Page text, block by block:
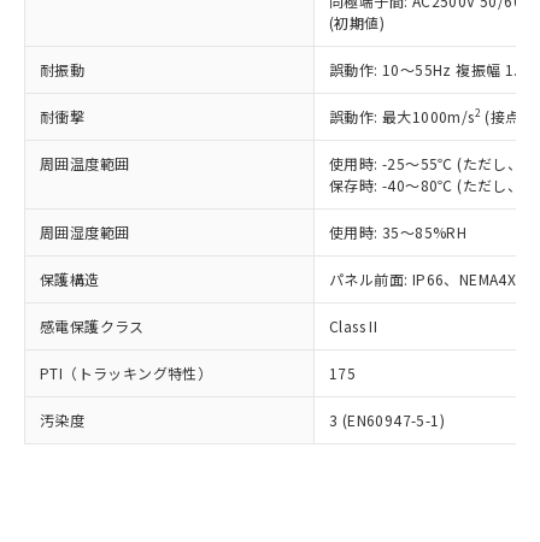
(初期値)
耐振動 誤動作: 10～55Hz 複振幅
耐衝撃 誤動作: 最大1000m/s2 (接点
周囲温度範囲
使用時: -25～55℃ (ただし、氷
保存時: -40～80℃ (ただし、氷
周囲湿度範囲 使用時: 35～85%RH
保護構造 パネル前面: IP66、NEMA4X,
感電保護クラス Class II
PTI（トラッキング特性） 175
汚染度 3 (EN60947-5-1)
正式な納期状況および標準価格はお客
様のお取引先、またはお客様担当のオ
ムロン制御機器販売店・当社販売員に
オムロン制御機器販売店や当社販売拠
販売ネットワーク
」をご確認
事前の承諾なく第三者に漏洩または開
示しないようお願いします。
マイパーツ機能（部品リスト作成サー
ビス）をご利用いただくには、I-Web
メンバーズにご登録されている必要が
あります。
お客様が当ウェブサイト上で当社にご
登録された部品リストについて、当社
および当社の共同利用者が、当社の製
(PBDE) 1000ppm以下、フタル酸ビス(2-エチルヘキシ
ル) (DEHP)(別名：DOP) 1000ppm以下、フタル酸ブチ
（DBP） 1000ppm以下、フタル酸ジイソブチル
但し、RoHS指令で産業用監視および制御機器に対する
フタル酸エステル類の４物質については閾値を超える意
図的な使用がないことを確認しています。
※2 対応予定月
部品在庫の切り替え状況などにより、予定
月が前後することがあります。
※3 非含有証明書ダウンロード
ニル類) : 1000ppm、 PBDEs(ポリ臭化ジフェニルエーテ
イソブチル) : 1000ppm、 BBP(フタル酸ブチルベンジ
DEHP(フタル酸ビス(2-エチルヘキシル)) : 1000ppm
「ｅ」：有害物質（10物質）のすべてが基
準値以下であることを示します。
「10」：通常の使用状況下において有害物
質が外部に漏えいし、環境に深刻な影響を
及ぼさない年数を意味します。
い合わせください。
当社は規制貨物を破棄する場合は、完
全に破砕するなど、違法に輸出されな
いよう必要な手段を講じます。
当社は貴社製品を、核兵器、ミサイ
ル、化学兵器、生物兵器またはその他
武器並びにこれらの製造装置等に一切
当社は、貴社製品を第三者に販売する
場合は、上記1、2および3の内容を当
該第三者に通知します。また当社は、
販売先および販売に係わる関係者が違
り引きをいたしません。
一定数以上の在庫あり
一定数には満たないが在庫あり
在庫なし(最新の在庫状況につ
いては、お客様のお取引先、ま
たはお客様担当のオムロン制御
機器販売店・当社販売員にご確
白
受注生産機種、また在庫状況の
情報を公開していない機種